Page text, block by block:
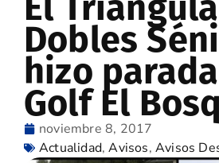
Dobles
hizo
Golf El
noviembre 8, 2017
Actualidad,Avisos,Avisos